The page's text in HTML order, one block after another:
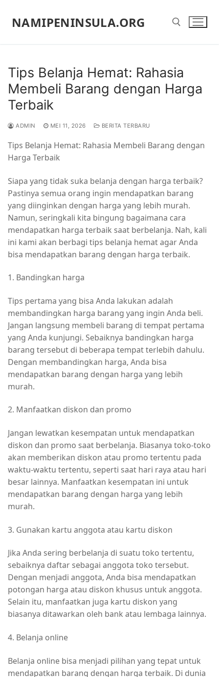
kontenNAMIPENINSULA.ORG
Tips Belanja Hemat: Rahasia
Membeli Barang dengan Harga
Terbaik
ADMIN MEI 11, 2026 BERITA TERBARU
Tips Belanja Hemat: Rahasia Membeli Barang dengan
Harga Terbaik
Siapa yang tidak suka belanja dengan harga terbaik?
Pastinya semua orang ingin mendapatkan barang
yang diinginkan dengan harga yang lebih murah.
Namun, seringkali kita bingung bagaimana cara
mendapatkan harga terbaik saat berbelanja. Nah, kali
ini kami akan berbagi tips belanja hemat agar Anda
bisa mendapatkan barang dengan harga terbaik.
1. Bandingkan harga
Tips pertama yang bisa Anda lakukan adalah
membandingkan harga barang yang ingin Anda beli.
Jangan langsung membeli barang di tempat pertama
yang Anda kunjungi. Sebaiknya bandingkan harga
barang tersebut di beberapa tempat terlebih dahulu.
Dengan membandingkan harga, Anda bisa
mendapatkan barang dengan harga yang lebih
murah.
2. Manfaatkan diskon dan promo
Jangan lewatkan kesempatan untuk mendapatkan
diskon dan promo saat berbelanja. Biasanya toko-toko
akan memberikan diskon atau promo tertentu pada
waktu-waktu tertentu, seperti saat hari raya atau hari
besar lainnya. Manfaatkan kesempatan ini untuk
mendapatkan barang dengan harga yang lebih
murah.
3. Gunakan kartu anggota atau kartu diskon
Jika Anda sering berbelanja di suatu toko tertentu,
sebaiknya daftar sebagai anggota toko tersebut.
Dengan menjadi anggota, Anda bisa mendapatkan
potongan harga atau diskon khusus untuk anggota.
Selain itu, manfaatkan juga kartu diskon yang
biasanya ditawarkan oleh bank atau lembaga lainnya.
4. Belanja online
Belanja online bisa menjadi pilihan yang tepat untuk
mendapatkan barang dengan harga terbaik. Di dunia